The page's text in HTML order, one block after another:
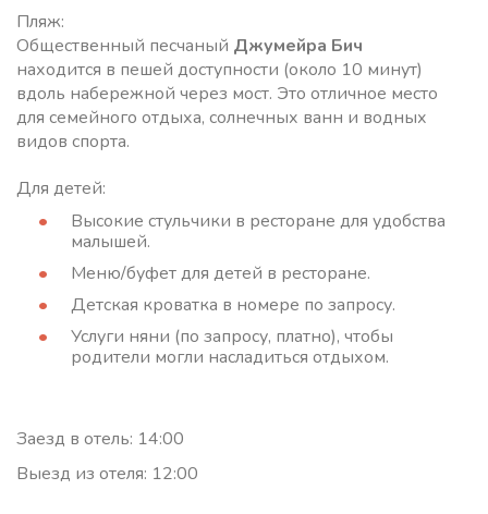
Пляж:
Общественный песчаный Джумейра Бич
находится в пешей доступности (около 10 минут)
вдоль набережной через мост. Это отличное место
для семейного отдыха, солнечных ванн и водных
видов спорта.
Для детей:
Высокие стульчики в ресторане для удобства
малышей.
Меню/буфет для детей в ресторане.
Детская кроватка в номере по запросу.
Услуги няни (по запросу, платно), чтобы
родители могли насладиться отдыхом.
Заезд в отель: 14:00
Выезд из отеля: 12:00